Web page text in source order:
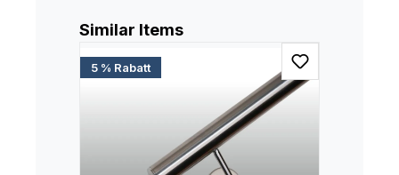
Produktgalerie überspringen
Similar Items
5 % Rabatt